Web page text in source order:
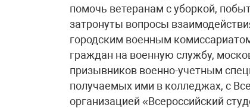
помочь ветеранам с уборкой,
затронуты вопросы
городским военным
граждан на военную службу,
призывников военно-учетным
получаемых ими в колледжах, с
организацией «Всероссийский